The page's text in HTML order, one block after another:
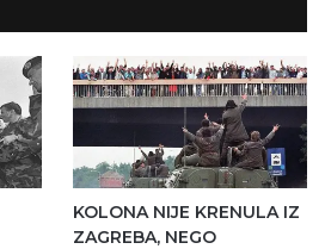
KOLONA NIJE KRENULA IZ
ZAGREBA, NEGO